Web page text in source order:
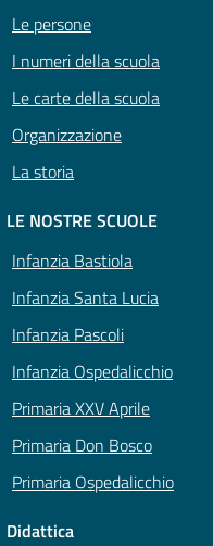
Le persone
I numeri della scuola
Le carte della scuola
Organizzazione
La storia
LE NOSTRE SCUOLE
Infanzia Bastiola
Infanzia Santa Lucia
Infanzia Pascoli
Infanzia Ospedalicchio
Primaria XXV Aprile
Primaria Don Bosco
Primaria Ospedalicchio
Didattica